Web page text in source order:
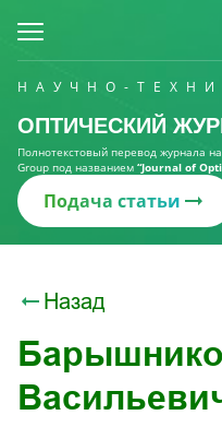
НАУЧНО-
ОПТИЧЕСКИЙ
Полнотекстовый перевод журнала
Group под названием “Journal of
Подача статьи
Назад